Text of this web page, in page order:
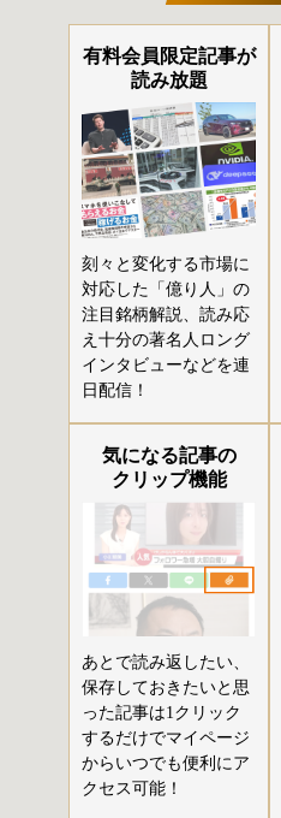
有料会員限定記事が
読み放題
刻々と変化する市場に
対応した「億り人」の
注目銘柄解説、読み応
え十分の著名人ロング
インタビューなどを連
日配信！
気になる記事の
クリップ機能
あとで読み返したい、
保存しておきたいと思
った記事は1クリック
するだけでマイページ
からいつでも便利にア
クセス可能！